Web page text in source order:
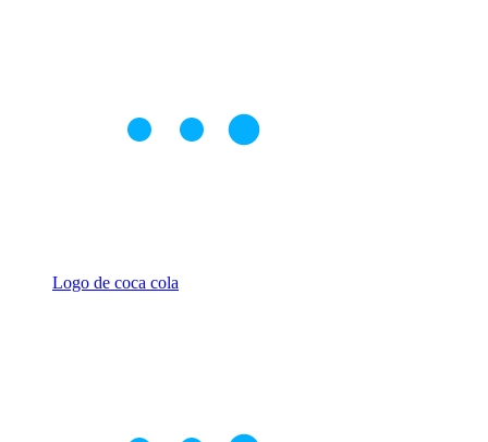
Logo de coca cola